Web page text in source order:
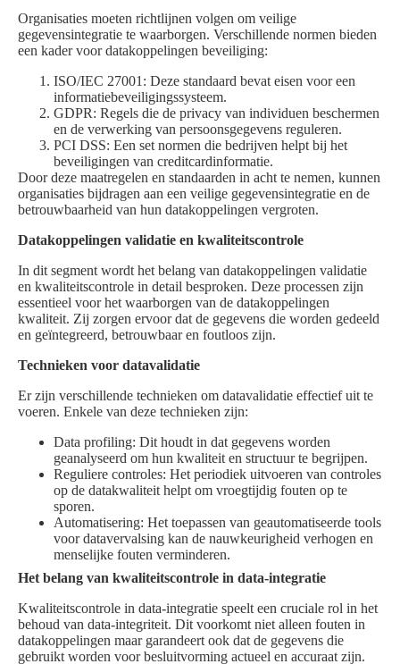
Organisaties moeten richtlijnen volgen om veilige
gegevensintegratie te waarborgen. Verschillende normen bieden
een kader voor datakoppelingen beveiliging:
ISO/IEC 27001: Deze standaard bevat eisen voor een
informatiebeveiligingssysteem.
GDPR: Regels die de privacy van individuen beschermen
en de verwerking van persoonsgegevens reguleren.
PCI DSS: Een set normen die bedrijven helpt bij het
beveiligingen van creditcardinformatie.
Door deze maatregelen en standaarden in acht te nemen, kunnen
organisaties bijdragen aan een veilige gegevensintegratie en de
betrouwbaarheid van hun datakoppelingen vergroten.
Datakoppelingen validatie en kwaliteitscontrole
In dit segment wordt het belang van datakoppelingen validatie
en kwaliteitscontrole in detail besproken. Deze processen zijn
essentieel voor het waarborgen van de datakoppelingen
kwaliteit. Zij zorgen ervoor dat de gegevens die worden gedeeld
en geïntegreerd, betrouwbaar en foutloos zijn.
Technieken voor datavalidatie
Er zijn verschillende technieken om datavalidatie effectief uit te
voeren. Enkele van deze technieken zijn:
Data profiling: Dit houdt in dat gegevens worden
geanalyseerd om hun kwaliteit en structuur te begrijpen.
Reguliere controles: Het periodiek uitvoeren van controles
op de datakwaliteit helpt om vroegtijdig fouten op te
sporen.
Automatisering: Het toepassen van geautomatiseerde tools
voor datavervalsing kan de nauwkeurigheid verhogen en
menselijke fouten verminderen.
Het belang van kwaliteitscontrole in data-integratie
Kwaliteitscontrole in data-integratie speelt een cruciale rol in het
behoud van data-integriteit. Dit voorkomt niet alleen fouten in
datakoppelingen maar garandeert ook dat de gegevens die
gebruikt worden voor besluitvorming actueel en accuraat zijn.